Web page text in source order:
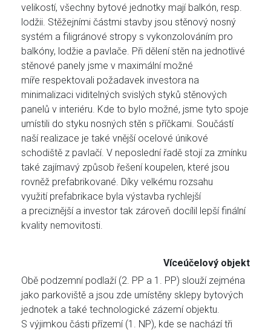
velikostí, všechny bytové jednotky mají balkón, resp.
lodžii. Stěžejními částmi stavby jsou stěnový nosný
systém a filigránové stropy s vykonzolováním pro
balkóny, lodžie a pavlače. Při dělení stěn na jednotlivé
stěnové panely jsme v maximální možné
míře respektovali požadavek investora na
minimalizaci viditelných svislých styků stěnových
panelů v interiéru. Kde to bylo možné, jsme tyto spoje
umístili do styku nosných stěn s příčkami. Součástí
naší realizace je také vnější ocelové únikové
schodiště z pavlačí. V neposlední řadě stojí za zmínku
také zajímavý způsob řešení koupelen, které jsou
rovněž prefabrikované. Díky velkému rozsahu
využití prefabrikace byla výstavba rychlejší
a preciznější a investor tak zároveň docílil lepší finální
kvality nemovitosti.
Víceúčelový objekt
Obě podzemní podlaží (2. PP a 1. PP) slouží zejména
jako parkoviště a jsou zde umístěny sklepy bytových
jednotek a také technologické zázemí objektu.
S výjimkou části přízemí (1. NP), kde se nachází tři